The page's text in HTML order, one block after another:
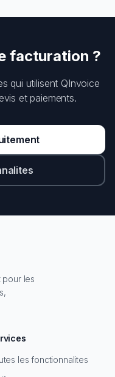
facturation ?
qui utilisent QInvoice
et paiements.
pour les
les fonctionnalites